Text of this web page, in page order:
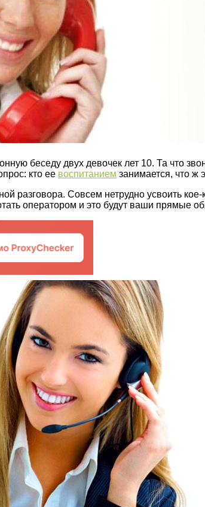
беседу двух девочек лет 10. Та что
кто ее воспитанием занимается, что ж
разговора. Совсем нетрудно усвоить
оператором и это будут ваши прямые